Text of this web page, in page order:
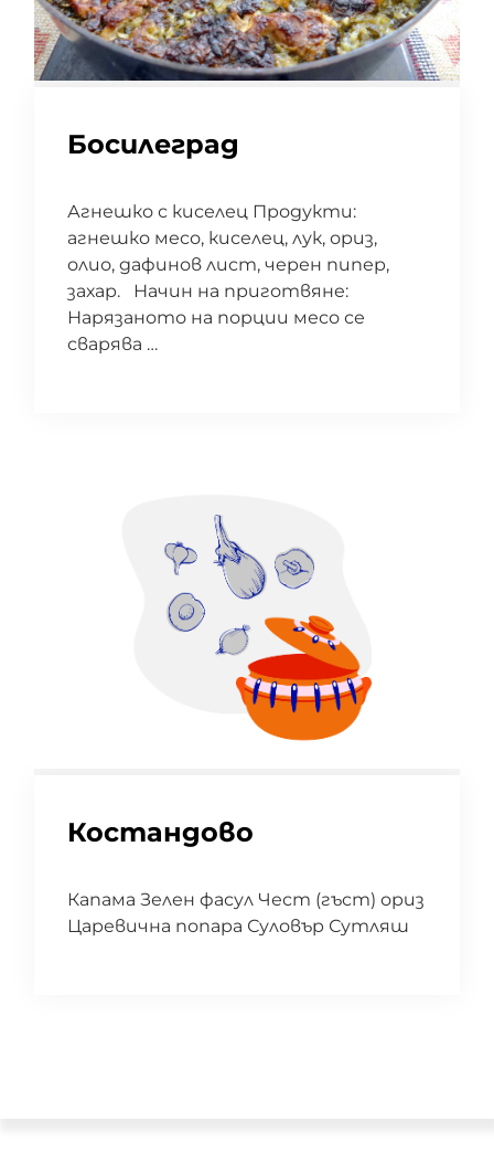
Босилеград
Агнешко с киселец Продукти:
агнешко месо, киселец, лук, ориз,
олио, дафинов лист, черен пипер,
захар. Начин на приготвяне:
Нарязаното на порции месо се
сварява …
Костандово
Капама Зелен фасул Чест (гъст) ориз
Царевична попара Суловър Сутляш